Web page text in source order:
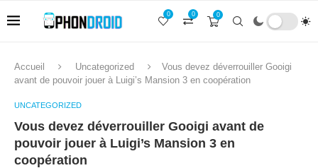
0
0
0
Accueil Uncategorized
Vous devez déverrouiller Gooigi
avant de pouvoir jouer à Luigi’s Mansion 3 en coopération
UNCATEGORIZED
Vous devez déverrouiller Gooigi avant de
pouvoir jouer à Luigi’s Mansion 3 en
coopération